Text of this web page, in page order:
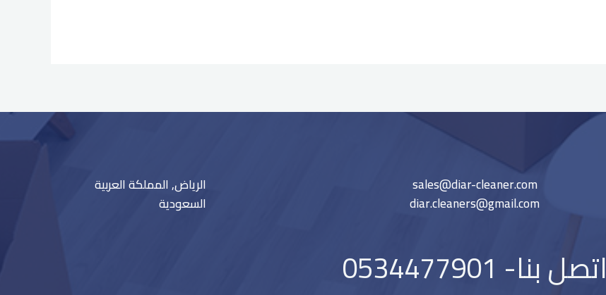
sales@diar-cleaner.com
diar.cleaners@gmail.com
اتصل بنا- 0534477901
الرياض, المملكة العربية
السعودية